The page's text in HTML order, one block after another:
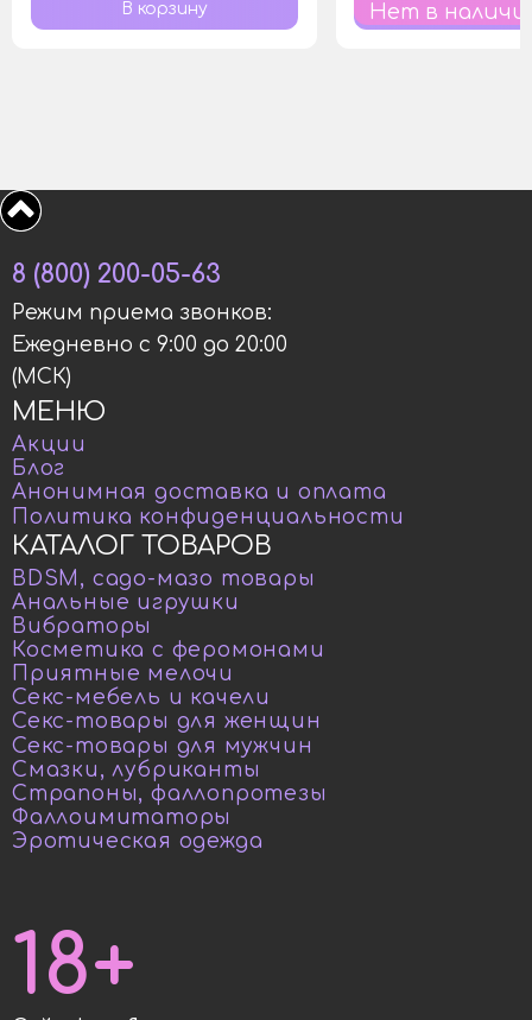
Нет в
КАТАЛОГ ТОВАРОВ
BDSM, садо-мазо товары
Анальные игрушки
Вибраторы
Косметика с феромонами
Приятные мелочи
Секс-мебель и качели
Секс-товары для женщин
Секс-товары для мужчин
Смазки, лубриканты
Страпоны, фаллопротезы
Фаллоимитаторы
Эротическая одежда
МЕНЮ
Акции
Блог
Анонимная доставка и оплата
Политика конфиденциальности
8 (800) 200-05-63
Режим приема звонков:
Ежедневно с 9:00 до 20:00
(МСК)
18+